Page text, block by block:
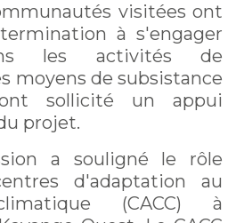
visitées ont
à s'engager
les activités de
moyens de subsistance
sollicité un appui
projet.
a souligné le rôle
d'adaptation au
(CACC) à